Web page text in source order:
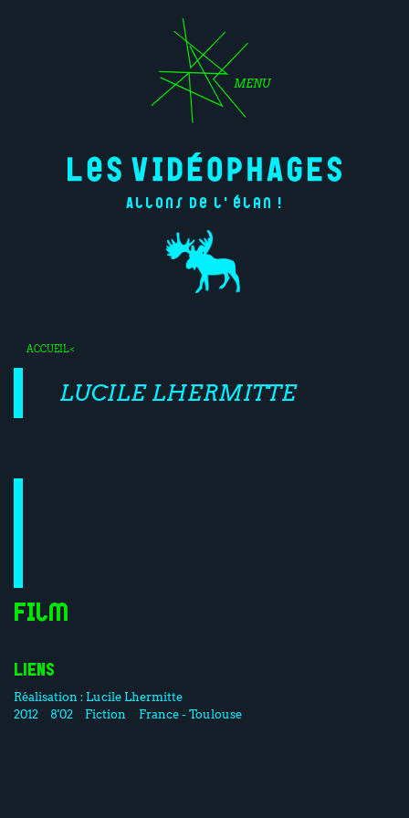
MENU
Allons de l'élan !
ACCUEIL<
LUCILE LHERMITTE
Film
LIENS
Réalisation : Lucile Lhermitte
2012
8'02 Fiction France - Toulouse